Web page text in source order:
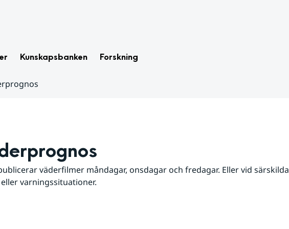
Kunskapsbanken Forskning
väderfilmer måndagar, onsdagar och fredagar. Eller vid särskilda
varningssituationer.